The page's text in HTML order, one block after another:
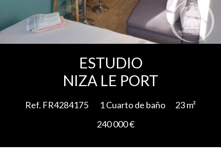
ESTUDIO
NIZA LE PORT
Ref. FR4284175 1 Cuarto de baño
23 m²
240 000 €